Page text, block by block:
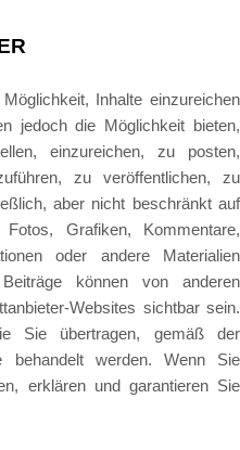
Inhalte einzureichen
jedoch die Möglichkeit bieten,
einzureichen, zu posten,
zu veröffentlichen, zu
aber nicht beschränkt auf
Grafiken, Kommentare,
oder andere Materialien
Beiträge können von anderen
Websites sichtbar sein.
Sie übertragen, gemäß der
behandelt werden. Wenn Sie
erklären und garantieren Sie